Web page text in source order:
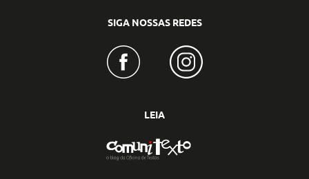
SIGA NOSSAS REDES
LEIA